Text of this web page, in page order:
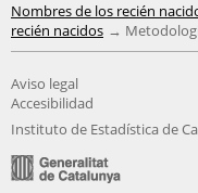
Nombres de los recién
recién nacidos
Aviso legal
Accesibilidad
Instituto de Estadística de